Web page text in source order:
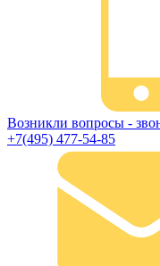
Возникли вопросы -
+7(495) 477-54-85